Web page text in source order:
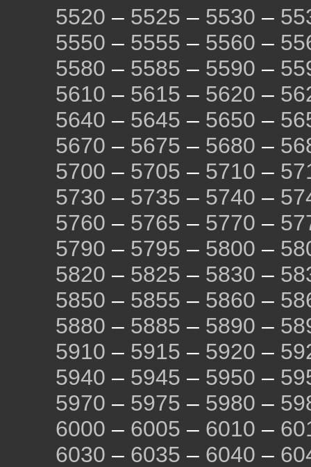
5520 – 5525 – 5530 –
5550 – 5555 – 5560 –
5580 – 5585 – 5590 –
5610 – 5615 – 5620 –
5640 – 5645 – 5650 –
5670 – 5675 – 5680 –
5700 – 5705 – 5710 –
5730 – 5735 – 5740 –
5760 – 5765 – 5770 –
5790 – 5795 – 5800 –
5820 – 5825 – 5830 –
5850 – 5855 – 5860 –
5880 – 5885 – 5890 –
5910 – 5915 – 5920 –
5940 – 5945 – 5950 –
5970 – 5975 – 5980 –
6000 – 6005 – 6010 –
6030 – 6035 – 6040 –